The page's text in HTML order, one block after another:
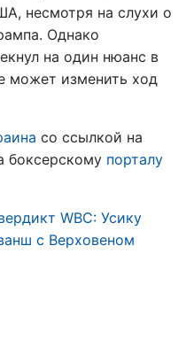
несмотря на слухи о
Однако
на один нюанс в
может изменить ход
со ссылкой на
боксерскому порталу
WBC: Усику
с Верховеном